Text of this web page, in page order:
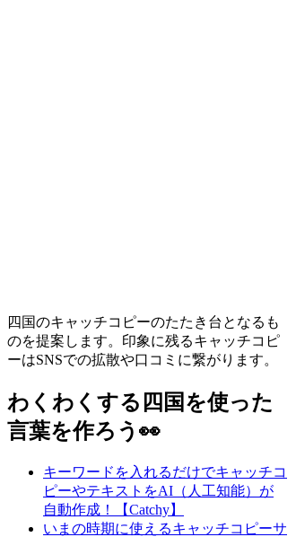
四国のキャッチコピーのたたき台となるも
のを提案します。印象に残るキャッチコピ
ーはSNSでの拡散や口コミに繋がります。
わくわくする四国を使った
言葉を作ろう👀
キーワードを入れるだけでキャッチコ
ピーやテキストをAI（人工知能）が
自動作成！【Catchy】
いまの時期に使えるキャッチコピーサ